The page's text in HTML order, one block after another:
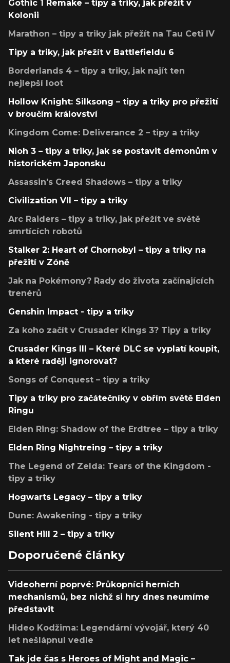
Gothic 1 Remake – tipy a triky, jak přežít v
Kolonii
Marathon – tipy a triky jak přežít na Tau Ceti IV
Tipy a triky, jak přežít v Battlefieldu 6
Borderlands 4 – tipy a triky, jak najít ten
nejlepší loot
Hollow Knight: Silksong – tipy a triky pro přežití
v broučím království
Kingdom Come: Deliverance 2 – tipy a triky
Nioh 3 – tipy a triky, jak se postavit démonům v
historickém Japonsku
Assassin's Creed Shadows – tipy a triky
Civilization VII – tipy a triky
Arc Raiders – tipy a triky, jak přežít ve světě
smrtících robotů
Stalker 2: Heart of Chornobyl – tipy a triky na
přežití v Zóně
Jak na Pokémony? Rady do života začínajících
trenérů
Genshin Impact - tipy a triky
Za koho začít v Crusader Kings 3? Tipy a triky
Crusader Kings III – Které DLC se vyplatí koupit,
a které raději ignorovat?
Songs of Conquest – tipy a triky
Tipy a triky pro začátečníky v obřím světě Elden
Ringu
Elden Ring: Shadow of the Erdtree – tipy a triky
Elden Ring Nightreing – tipy a triky
The Legend of Zelda: Tears of the Kingdom -
tipy a triky
Hogwarts Legacy – tipy a triky
Dune: Awakening - tipy a triky
Silent Hill 2 – tipy a triky
Doporučené články
Videoherní poprvé: Průkopníci herních
mechanismů, bez nichž si hry dnes neumíme
představit
Hideo Kodžima: Legendární vývojář, který 40
let nešlápnul vedle
Tak jde čas s Heroes of Might and Magic –